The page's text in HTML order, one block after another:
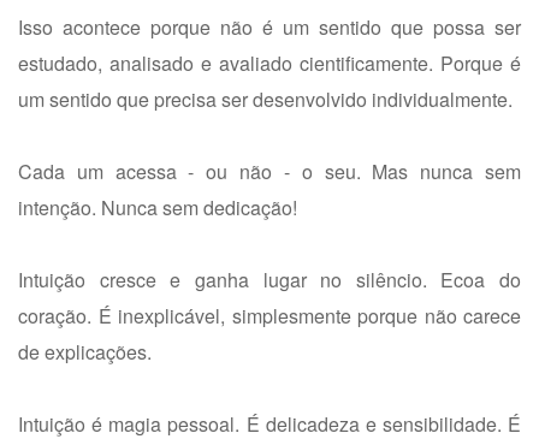
Isso acontece porque não é um sentido que possa ser
estudado, analisado e avaliado cientificamente. Porque é
um sentido que precisa ser desenvolvido individualmente.
Cada um acessa - ou não - o seu. Mas nunca sem
intenção. Nunca sem dedicação!
Intuição cresce e ganha lugar no silêncio. Ecoa do
coração. É inexplicável, simplesmente porque não carece
de explicações.
Intuição é magia pessoal. É delicadeza e sensibilidade. É